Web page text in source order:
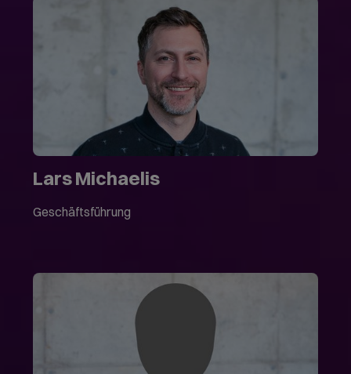
Lars Michaelis
Geschäftsführung